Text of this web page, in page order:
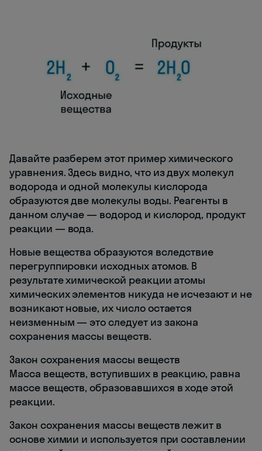
Давайте разберем этот пример химического
уравнения. Здесь видно, что из двух молекул
водорода и одной молекулы кислорода
образуются две молекулы воды. Реагенты в
данном случае — водород и кислород, продукт
реакции — вода.
Новые вещества образуются вследствие
перегруппировки исходных атомов. В
результате химической реакции атомы
химических элементов никуда не исчезают и не
возникают новые, их число остается
неизменным — это следует из закона
сохранения массы веществ.
Закон сохранения массы веществ
Масса веществ, вступивших в реакцию, равна
массе веществ, образовавшихся в ходе этой
реакции.
Закон сохранения массы веществ лежит в
основе химии и используется при составлении